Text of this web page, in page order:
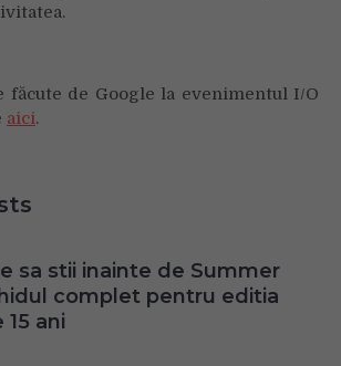
făcute de Google la evenimentul I/O
aici.
sa stii inainte de Summer
complet pentru editia
15 ani